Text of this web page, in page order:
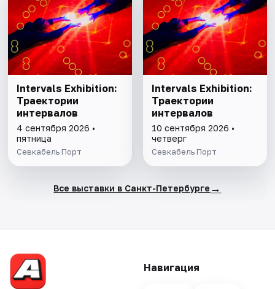
Intervals Exhibition:
Траектории
интервалов
4 сентября 2026 •
пятница
Севкабель Порт
Intervals Exhibition:
Траектории
интервалов
10 сентября 2026 •
четверг
Севкабель Порт
Все выставки в Санкт-Петербурге →
Навигация